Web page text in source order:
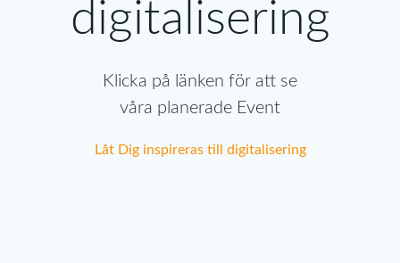
digitalisering
Klicka på länken för att se
våra planerade Event
Låt Dig inspireras till digitalisering